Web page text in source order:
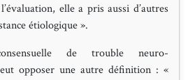
elle a pris aussi d’autres
étiologique ».
de trouble neuro-
opposer une autre définition : «